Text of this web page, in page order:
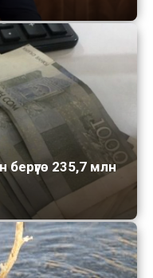
235,7 млн